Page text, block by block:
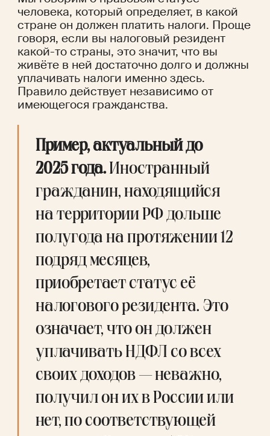
человека, который определяет, в какой
стране он должен платить налоги. Проще
говоря, если вы налоговый резидент
какой-то страны, это значит, что вы
живёте в ней достаточно долго и должны
уплачивать налоги именно здесь.
Правило действует независимо от
имеющегося гражданства.
Пример, актуальный до
2025 года. Иностранный
гражданин, находящийся
на территории РФ дольше
полугода на протяжении 12
подряд месяцев,
приобретает статус её
налогового резидента. Это
означает, что он должен
уплачивать НДФЛ со всех
своих доходов — неважно,
получил он их в России или
нет, по соответствующей